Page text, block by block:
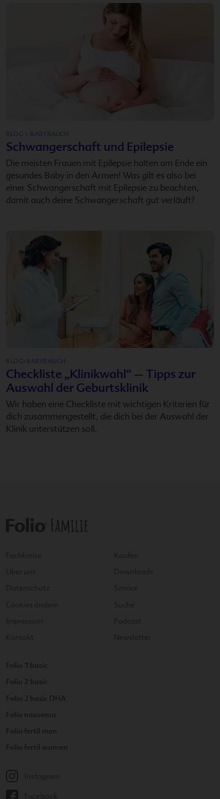
BLOG > BABYBAUCH
Schwangerschaft und Epilepsie
Die meisten Frauen mit Epilepsie halten am Ende ein
gesundes Baby in den Armen! Was gilt es also bei
einer Schwangerschaft mit Epilepsie zu beachten,
damit auch deine Schwangerschaft gut verläuft?
BLOG>BABYBAUCH
Checkliste „Klinikwahl“ – Tipps zur
Auswahl der Geburtsklinik
Wir haben eine Checkliste mit wichtigen Kriterien für
dich zusammengestellt, die dich bei der Auswahl der
Klinik unterstützen soll.
Fachkreise
Über uns
Datenschutz
Cookies ändern
Impressum
Kontakt
Kaufen
Downloads
Service
Suche
Podcast
Newsletter
Folio 1 basic
Folio 2 basic
Folio 2 basic DHA
Folio nausema
Folio fertil men
Folio fertil women
Instagram
Facebook